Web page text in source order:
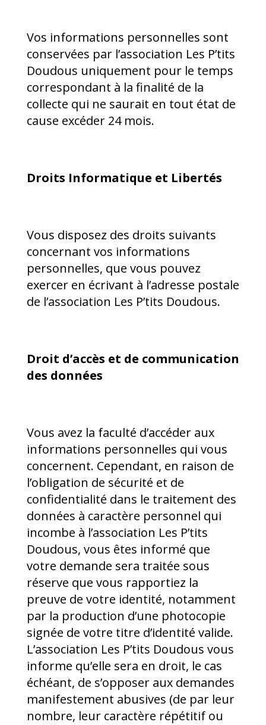
Vos informations personnelles sont
conservées par l’association Les P’tits
Doudous uniquement pour le temps
correspondant à la finalité de la
collecte qui ne saurait en tout état de
cause excéder 24 mois.
Droits Informatique et Libertés
Vous disposez des droits suivants
concernant vos informations
personnelles, que vous pouvez
exercer en écrivant à l’adresse postale
de l’association Les P’tits Doudous.
Droit d’accès et de communication
des données
Vous avez la faculté d’accéder aux
informations personnelles qui vous
concernent. Cependant, en raison de
l’obligation de sécurité et de
confidentialité dans le traitement des
données à caractère personnel qui
incombe à l’association Les P’tits
Doudous, vous êtes informé que
votre demande sera traitée sous
réserve que vous rapportiez la
preuve de votre identité, notamment
par la production d’une photocopie
signée de votre titre d’identité valide.
L’association Les P’tits Doudous vous
informe qu’elle sera en droit, le cas
échéant, de s’opposer aux demandes
manifestement abusives (de par leur
nombre, leur caractère répétitif ou